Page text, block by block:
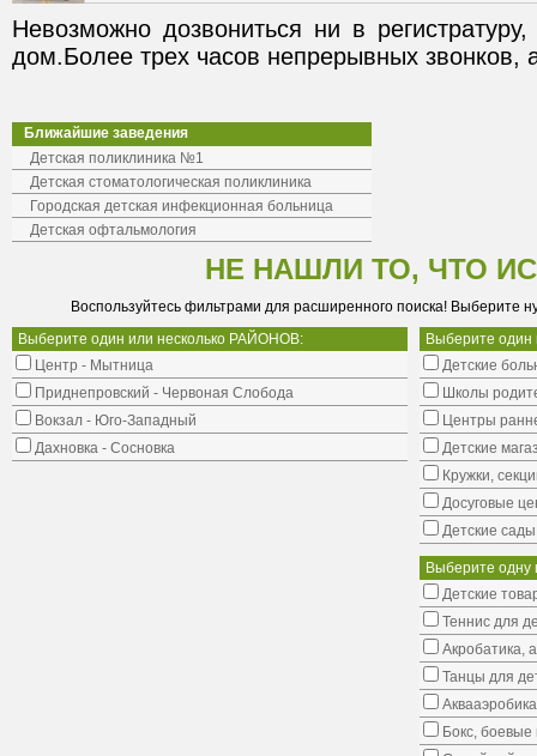
Невозможно дозвониться ни в
дом.Более трех часов непрерывных звонков,
Ближайшие заведения
Детская поликлиника №1
Детская стоматологическая поликлиника
Городская детская инфекционная больница
Детская офтальмология
НЕ НАШЛИ ТО, ЧТО
Воспользуйтесь фильтрами для расширенного поиска! Выберите
Выберите один или несколько РАЙОНОВ:
Центр - Мытница
Приднепровский - Червоная Слобода
Вокзал - Юго-Западный
Дахновка - Сосновка
Выберите
Детские
Школы
Центры
Детские
Кружки,
Досуговые
Детские сады
Выберите одну
Детские
Теннис для
Акробатика,
Танцы для
Бокс, боевые